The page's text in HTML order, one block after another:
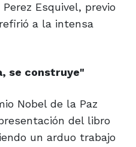
Esquivel, previo
a la intensa
se construye"
Nobel de la Paz
del libro
un arduo trabajo